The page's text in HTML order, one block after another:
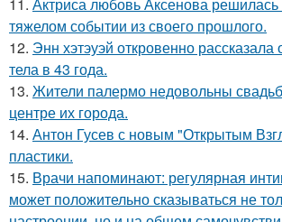
тяжелом событии из своего прошлого.
12. Энн хэтэуэй откровенно
тела в 43 года.
13. Жители палермо недовольны
центре их города.
14. Антон Гусев с новым "Открытым
пластики.
15. Врачи напоминают: регулярная
может положительно сказываться не